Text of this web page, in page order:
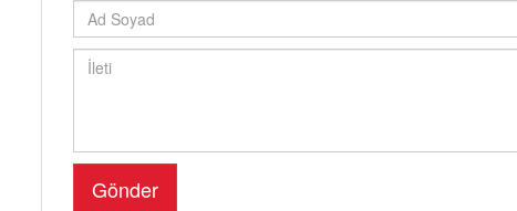
Gönder